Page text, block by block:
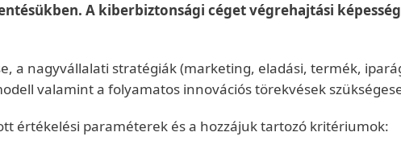
A kiberbiztonsági céget végrehajtási
a nagyvállalati stratégiák (marketing, eladási, termék,
valamint a folyamatos innovációs törekvések
értékelési paraméterek és a hozzájuk tartozó kritériumok: